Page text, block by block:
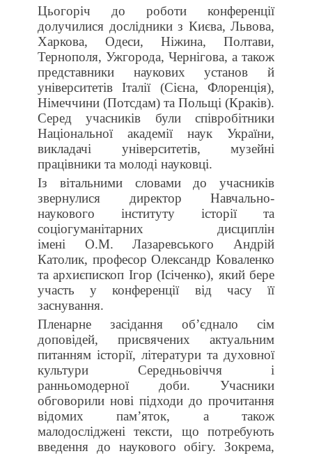
Цьогоріч до роботи конференції
долучилися дослідники з Києва, Львова,
Харкова, Одеси, Ніжина, Полтави,
Тернополя, Ужгорода, Чернігова, а також
представники наукових установ й
університетів Італії (Сієна, Флоренція),
Німеччини (Потсдам) та Польщі (Краків).
Серед учасників були співробітники
Національної академії наук України,
викладачі університетів, музейні
працівники та молоді науковці.
Із вітальними словами до учасників
звернулися директор Навчально-
наукового інституту історії та
соціогуманітарних дисциплін
імені О.М. Лазаревського Андрій
Католик, професор Олександр Коваленко
та архиєпископ Ігор (Ісіченко), який бере
участь у конференції від часу її
заснування.
Пленарне засідання об’єднало сім
доповідей, присвячених актуальним
питанням історії, літератури та духовної
культури Середньовіччя і
ранньомодерної доби. Учасники
обговорили нові підходи до прочитання
відомих пам’яток, а також
малодосліджені тексти, що потребують
введення до наукового обігу. Зокрема,